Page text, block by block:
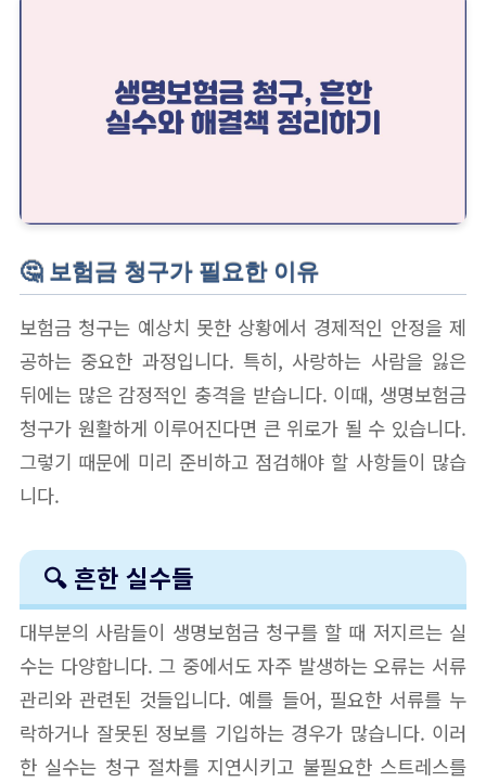
🤔 보험금 청구가 필요한 이유
보험금 청구는 예상치 못한 상황에서 경제적인 안정을 제
공하는 중요한 과정입니다. 특히, 사랑하는 사람을 잃은
뒤에는 많은 감정적인 충격을 받습니다. 이때, 생명보험금
청구가 원활하게 이루어진다면 큰 위로가 될 수 있습니다.
그렇기 때문에 미리 준비하고 점검해야 할 사항들이 많습
니다.
🔍 흔한 실수들
대부분의 사람들이 생명보험금 청구를 할 때 저지르는 실
수는 다양합니다. 그 중에서도 자주 발생하는 오류는 서류
관리와 관련된 것들입니다. 예를 들어, 필요한 서류를 누
락하거나 잘못된 정보를 기입하는 경우가 많습니다. 이러
한 실수는 청구 절차를 지연시키고 불필요한 스트레스를